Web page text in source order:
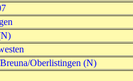
Oberlistingen (N)